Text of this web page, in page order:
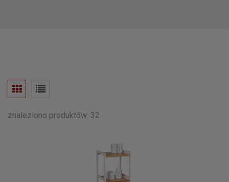
znaleziono produktów: 32